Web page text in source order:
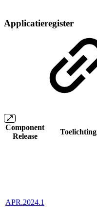
Applicatieregister
Component
Release
Toelichting
APR.2024.1